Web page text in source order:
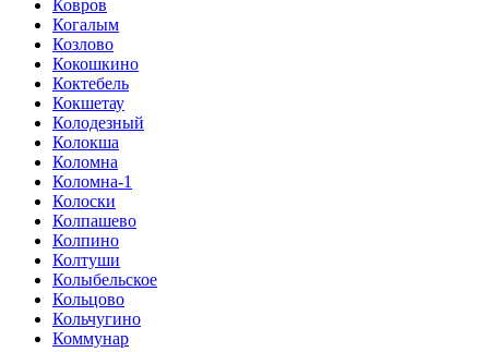
Ковров
Когалым
Козлово
Кокошкино
Коктебель
Кокшетау
Колодезный
Колокша
Коломна
Коломна-1
Колоски
Колпашево
Колпино
Колтуши
Колыбельское
Кольцово
Кольчугино
Коммунар